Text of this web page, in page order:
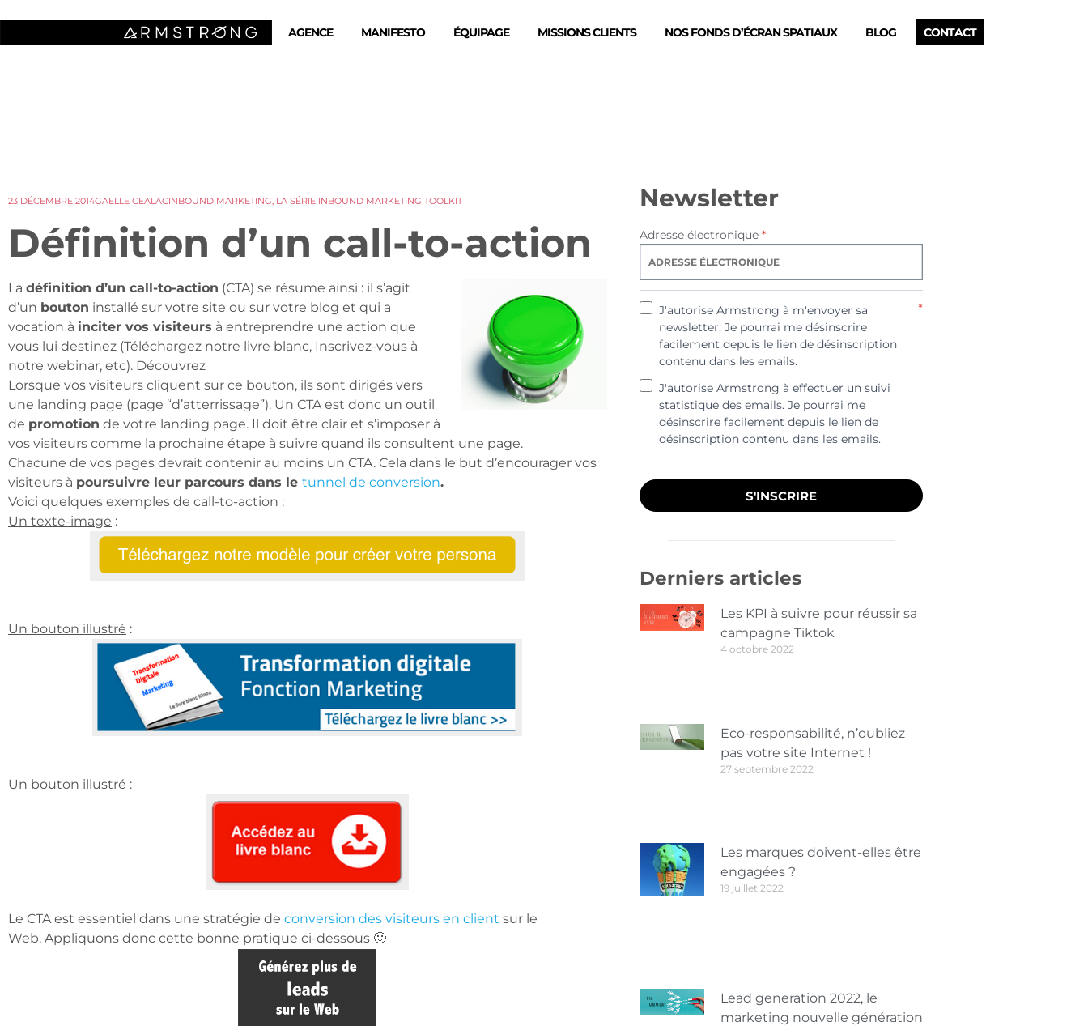
AGENCE MANIFESTO ÉQUIPAGE MISSIONS CLIENTS NOS FONDS D’ÉCRAN SPATIAUX BLOG CONTACT
23 DÉCEMBRE 2014GAELLE CEALACINBOUND MARKETING, LA SÉRIE INBOUND MARKETING TOOLKIT
Définition d’un call-to-action
La définition d’un call-to-action (CTA) se résume ainsi : il s’agit
d’un bouton installé sur votre site ou sur votre blog et qui a
vocation à inciter vos visiteurs à entreprendre une action que
vous lui destinez (Téléchargez notre livre blanc, Inscrivez-vous à
notre webinar, etc). Découvrez
Lorsque vos visiteurs cliquent sur ce bouton, ils sont dirigés vers
une landing page (page “d’atterrissage”). Un CTA est donc un outil
de promotion de votre landing page. Il doit être clair et s’imposer à
vos visiteurs comme la prochaine étape à suivre quand ils consultent une page.
Chacune de vos pages devrait contenir au moins un CTA. Cela dans le but d’encourager vos
visiteurs à poursuivre leur parcours dans le tunnel de conversion.
Voici quelques exemples de call-to-action :
Un texte-image :
Un bouton illustré :
Un bouton illustré :
Le CTA est essentiel dans une stratégie de conversion des visiteurs en client sur le
Web. Appliquons donc cette bonne pratique ci-dessous 🙂
Newsletter
Adresse électronique *
J'autorise Armstrong à m'envoyer sa
newsletter. Je pourrai me désinscrire
facilement depuis le lien de désinscription
contenu dans les emails.
*
J'autorise Armstrong à effectuer un suivi
statistique des emails. Je pourrai me
désinscrire facilement depuis le lien de
désinscription contenu dans les emails.
S'INSCRIRE
Derniers articles
Les KPI à suivre pour réussir sa
campagne Tiktok
4 octobre 2022
Eco-responsabilité, n’oubliez
pas votre site Internet !
27 septembre 2022
Les marques doivent-elles être
engagées ?
19 juillet 2022
Lead generation 2022, le
marketing nouvelle génération